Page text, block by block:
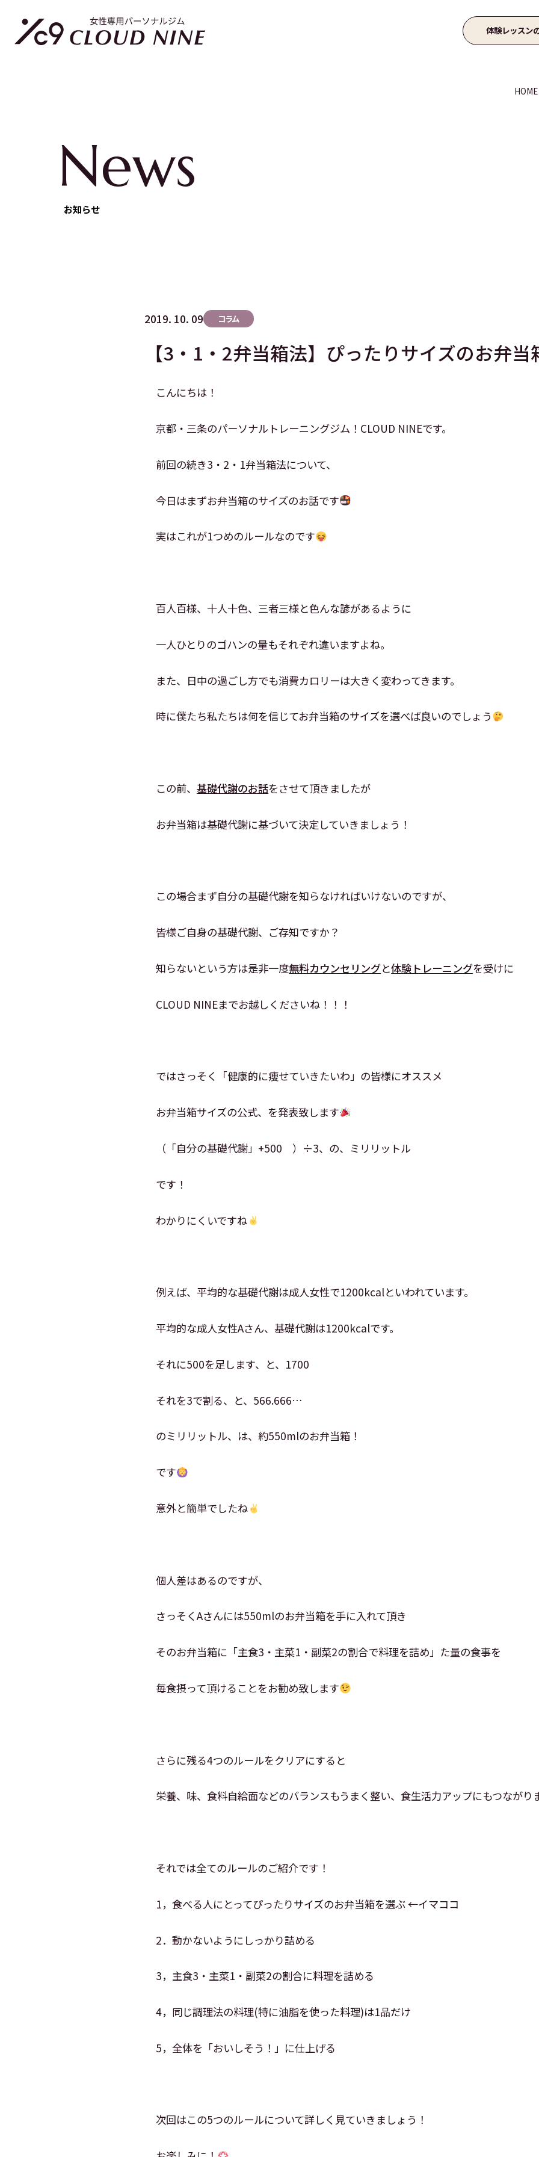
体験レッスン
HOME
News
お知らせ
2019. 10. 09 コラム
【3・1・2弁当箱法】ぴったりサイズのお弁当
こんにちは！
京都・三条のパーソナルトレーニングジム！CLOUD NINEです。
前回の続き3・2・1弁当箱法について、
今日はまずお弁当箱のサイズのお話です
実はこれが1つめのルールなのです
百人百様、十人十色、三者三様と色んな諺があるように
一人ひとりのゴハンの量もそれぞれ違いますよね。
また、日中の過ごし方でも消費カロリーは大きく変わってきます。
時に僕たち私たちは何を信じてお弁当箱のサイズを選べば良いのでしょう
この前、基礎代謝のお話をさせて頂きましたが
お弁当箱は基礎代謝に基づいて決定していきましょう！
この場合まず自分の基礎代謝を知らなければいけないのですが、
皆様ご自身の基礎代謝、ご存知ですか？
知らないという方は是非一度無料カウンセリングと体験トレーニングを受けに
CLOUD NINEまでお越しくださいね！！！
ではさっそく「健康的に痩せていきたいわ」の皆様にオススメ
お弁当箱サイズの公式、を発表致します
（「自分の基礎代謝」+500 ）÷3、の、ミリリットル
です！
わかりにくいですね
例えば、平均的な基礎代謝は成人女性で1200kcalといわれています。
平均的な成人女性Aさん、基礎代謝は1200kcalです。
それに500を足します、と、1700
それを3で割る、と、566.666…
のミリリットル、は、約550mlのお弁当箱！
です
意外と簡単でしたね
個人差はあるのですが、
さっそくAさんには550mlのお弁当箱を手に入れて頂き
そのお弁当箱に「主食3・主菜1・副菜2の割合で料理を詰め」た量の食事を
毎食摂って頂けることをお勧め致します
さらに残る4つのルールをクリアにすると
栄養、味、食料自給面などのバランスもうまく整い、食生活力アップにもつながり
それでは全てのルールのご紹介です！
1，食べる人にとってぴったりサイズのお弁当箱を選ぶ ←イマココ
2．動かないようにしっかり詰める
3，主食3・主菜1・副菜2の割合に料理を詰める
4，同じ調理法の料理(特に油脂を使った料理)は1品だけ
5，全体を「おいしそう！」に仕上げる
次回はこの5つのルールについて詳しく見ていきましょう！